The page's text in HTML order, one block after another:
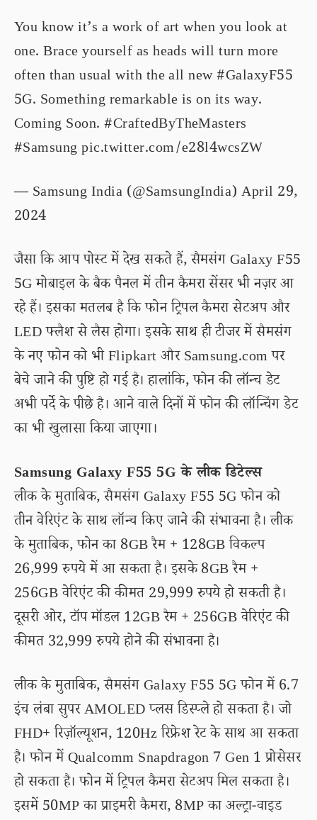
You know it’s a work of art when you look at
one. Brace yourself as heads will turn more
often than usual with the all new#GalaxyF55
5G. Something remarkable is on its way.
Coming Soon.#CraftedByTheMasters
#Samsungpic.twitter.com/e28l4wcsZW
— Samsung India (@SamsungIndia)April 29,
2024
जैसा कि आप पोस्ट में देख सकते हैं, सैमसंग Galaxy F55
5G मोबाइल के बैक पैनल में तीन कैमरा सेंसर भी नज़र आ
रहे हैं। इसका मतलब है कि फोन ट्रिपल कैमरा सेटअप और
LED फ्लैश से लैस होगा। इसके साथ ही टीजर में सैमसंग
के नए फोन को भी Flipkart और Samsung.com पर
बेचे जाने की पुष्टि हो गई है। हालांकि, फोन की लॉन्च डेट
अभी पर्दे के पीछे है। आने वाले दिनों में फोन की लॉन्चिंग डेट
का भी खुलासा किया जाएगा।
Samsung Galaxy F55 5G के लीक डिटेल्स
लीक के मुताबिक, सैमसंग Galaxy F55 5G फोन को
तीन वेरिएंट के साथ लॉन्च किए जाने की संभावना है। लीक
के मुताबिक, फोन का 8GB रैम + 128GB विकल्प
26,999 रुपये में आ सकता है। इसके 8GB रैम +
256GB वेरिएंट की कीमत 29,999 रुपये हो सकती है।
दूसरी ओर, टॉप मॉडल 12GB रैम + 256GB वेरिएंट की
कीमत 32,999 रुपये होने की संभावना है।
लीक के मुताबिक, सैमसंग Galaxy F55 5G फोन में 6.7
इंच लंबा सुपर AMOLED प्लस डिस्प्ले हो सकता है। जो
FHD+ रिज़ॉल्यूशन, 120Hz रिफ्रेश रेट के साथ आ सकता
है। फोन में Qualcomm Snapdragon 7 Gen 1 प्रोसेसर
हो सकता है। फोन में ट्रिपल कैमरा सेटअप मिल सकता है।
इसमें 50MP का प्राइमरी कैमरा, 8MP का अल्ट्रा-वाइड